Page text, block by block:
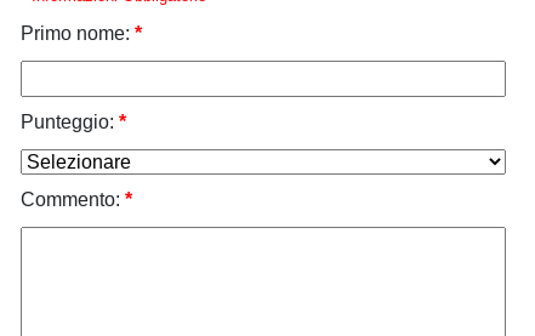
Primo nome: *
Punteggio: *
Commento: *